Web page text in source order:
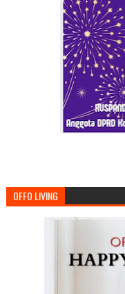
OFFO LIVING